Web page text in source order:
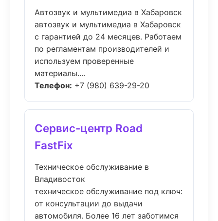
Автозвук и мультимедиа в Хабаровск
автозвук и мультимедиа в Хабаровск
с гарантией до 24 месяцев. Работаем
по регламентам производителей и
используем проверенные
материалы....
Телефон: +7 (980) 639-29-20
Сервис-центр Road
FastFix
Техническое обслуживание в
Владивосток
техническое обслуживание под ключ:
от консультации до выдачи
автомобиля. Более 16 лет заботимся